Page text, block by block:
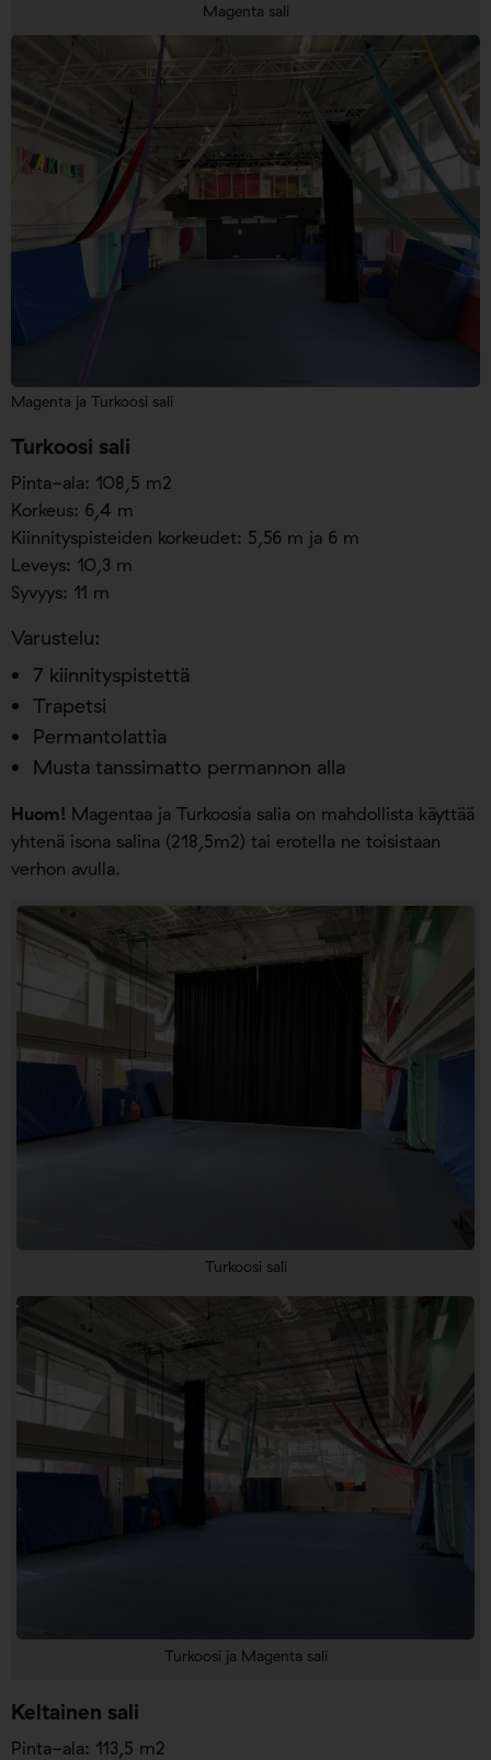
Magenta sali
Magenta ja Turkoosi sali
Turkoosi sali
Pinta-ala: 108,5 m2
Korkeus: 6,4 m
Kiinnityspisteiden korkeudet: 5,56 m ja 6 m
Leveys: 10,3 m
Syvyys: 11 m
Varustelu:
7 kiinnityspistettä
Trapetsi
Permantolattia
Musta tanssimatto permannon alla
Huom! Magentaa ja Turkoosia salia on mahdollista käyttää
yhtenä isona salina (218,5m2) tai erotella ne toisistaan
verhon avulla.
Turkoosi sali
Turkoosi ja Magenta sali
Keltainen sali
Pinta-ala: 113,5 m2